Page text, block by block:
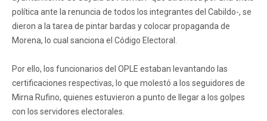
política ante la renuncia de todos los integrantes del Cabildo-, se
dieron a la tarea de pintar bardas y colocar propaganda de
Morena, lo cual sanciona el Código Electoral.
Por ello, los funcionarios del OPLE estaban levantando las
certificaciones respectivas, lo que molestó a los seguidores de
Mirna Rufino, quienes estuvieron a punto de llegar a los golpes
con los servidores electorales.